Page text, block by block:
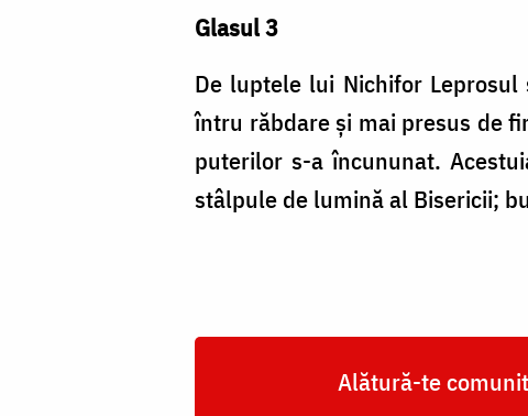
Glasul 3
De luptele lui Nichifor
întru răbdare și mai presus de
puterilor s-a încununat.
stâlpule de lumină al Bisericii;
Alătură-te